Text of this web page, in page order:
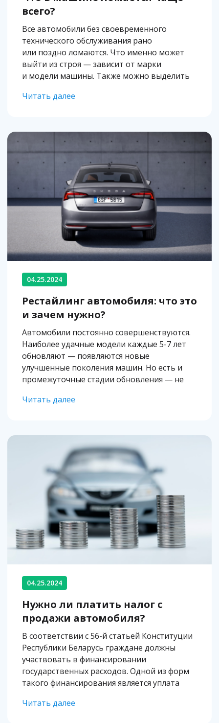
всего?
Все автомобили без своевременного
технического обслуживания рано
или поздно ломаются. Что именно может
выйти из строя — зависит от марки
и модели машины. Также можно выделить
повсеместно. Рассказываем, с какими
своевременно заменив расходные детали.
Читать далее
04.25.2024
Рестайлинг автомобиля: что это
и зачем нужно?
Автомобили постоянно совершенствуются.
Наиболее удачные модели каждые 5-7 лет
обновляют — появляются новые
улучшенные поколения машин. Но есть и
промежуточные стадии обновления — не
который означает не что иное, как
Читать далее
04.25.2024
Нужно ли платить налог с
продажи автомобиля?
В соответствии с 56-й статьей Конституции
Республики Беларусь граждане должны
участвовать в финансировании
государственных расходов. Одной из форм
такого финансирования является уплата
заработная плата, прибыль от продажи
Читать далее